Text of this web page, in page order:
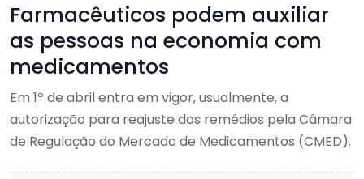
Farmacêuticos podem auxiliar
as pessoas na economia com
medicamentos
Em 1º de abril entra em vigor, usualmente, a
autorização para reajuste dos remédios pela Câmara
de Regulação do Mercado de Medicamentos (CMED).